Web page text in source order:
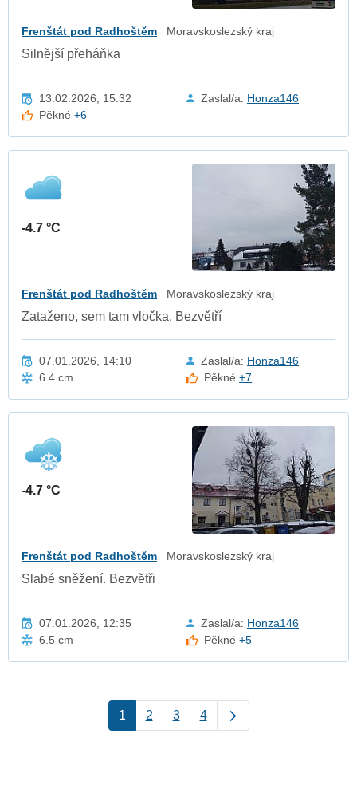
Frenštát pod Radhoštěm Moravskoslezský kraj
Silnější přeháňka
13.02.2026, 15:32 Zaslal/a: Honza146
Pěkné+6
-4.7 °C
Frenštát pod Radhoštěm Moravskoslezský kraj
Zataženo, sem tam vločka. Bezvětří
07.01.2026, 14:10 Zaslal/a: Honza146
6.4 cm
Pěkné+7
-4.7 °C
Frenštát pod Radhoštěm Moravskoslezský kraj
Slabé sněžení. Bezvětři
07.01.2026, 12:35 Zaslal/a: Honza146
6.5 cm
Pěkné+5
1 2 3 4